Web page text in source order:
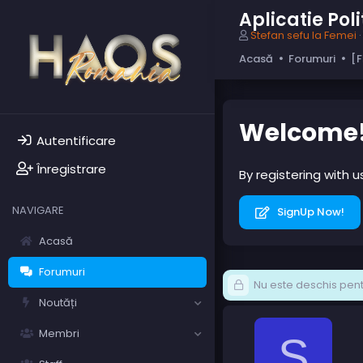
Autentificare
Înregistrare
NAVIGARE
Acasă
Forumuri
Noutăți
Membri
Aplicatie
A
t
u
b
c
t
Stefan sefu la Femei
Acasă
Forumuri
By registering with
SignUp Now!
Nu este deschis